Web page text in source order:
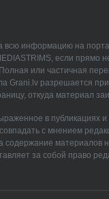
всю информацию на
если прямо
или частичная
Grani.lv разрешается
откуда материал
в публикациях и
с мнением
содержание материалов
за собой право